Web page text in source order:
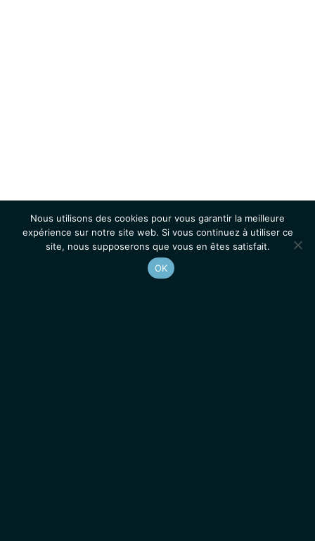
Nous utilisons des cookies pour vous garantir la meilleure
expérience sur notre site web. Si vous continuez à utiliser ce
site, nous supposerons que vous en êtes satisfait.
OK